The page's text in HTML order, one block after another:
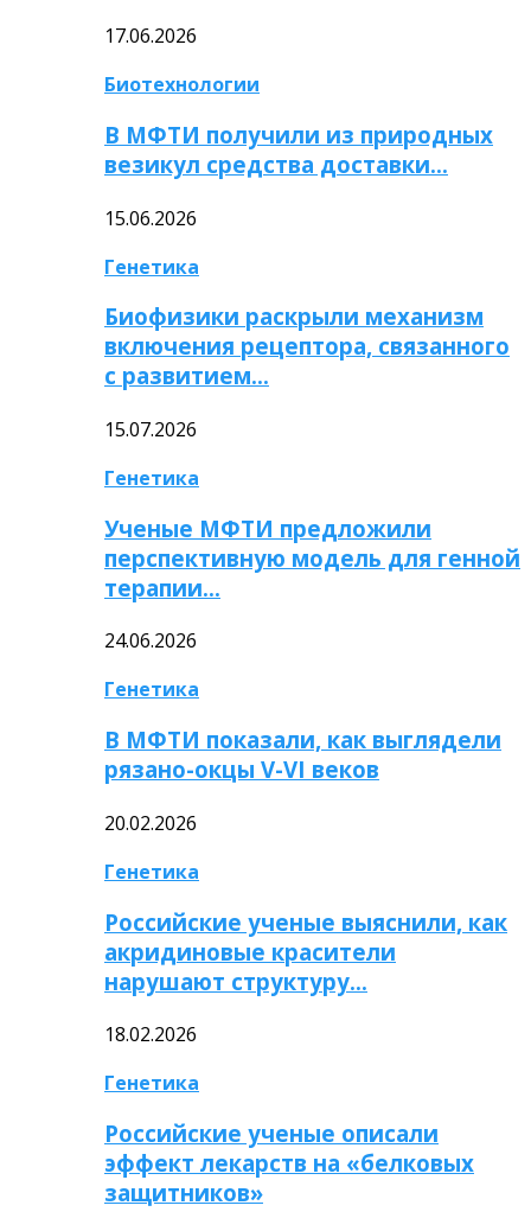
17.06.2026
Биотехнологии
В МФТИ получили из природных
везикул средства доставки…
15.06.2026
Генетика
Биофизики раскрыли механизм
включения рецептора, связанного
с развитием…
15.07.2026
Генетика
Ученые МФТИ предложили
перспективную модель для генной
терапии…
24.06.2026
Генетика
В МФТИ показали, как выглядели
рязано-окцы V-VI веков
20.02.2026
Генетика
Российские ученые выяснили, как
акридиновые красители
нарушают структуру…
18.02.2026
Генетика
Российские ученые описали
эффект лекарств на «белковых
защитников»